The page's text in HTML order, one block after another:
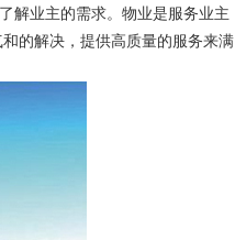
解业主的需求。物业是服务业主
的解决，提供高质量的服务来满